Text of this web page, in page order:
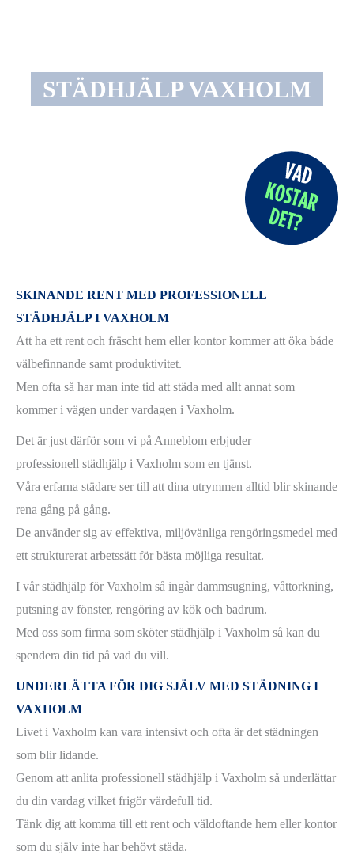
STÄDHJÄLP VAXHOLM
SKINANDE RENT MED PROFESSIONELL
STÄDHJÄLP I VAXHOLM
Att ha ett rent och fräscht hem eller kontor kommer att öka både
välbefinnande samt produktivitet.
Men ofta så har man inte tid att städa med allt annat som
kommer i vägen under vardagen i Vaxholm.
Det är just därför som vi på Anneblom erbjuder
professionell städhjälp i Vaxholm som en tjänst.
Våra erfarna städare ser till att dina utrymmen alltid blir skinande
rena gång på gång.
De använder sig av effektiva, miljövänliga rengöringsmedel med
ett strukturerat arbetssätt för bästa möjliga resultat.
I vår städhjälp för Vaxholm så ingår dammsugning, våttorkning,
putsning av fönster, rengöring av kök och badrum.
Med oss som firma som sköter städhjälp i Vaxholm så kan du
spendera din tid på vad du vill.
UNDERLÄTTA FÖR DIG SJÄLV MED STÄDNING I
VAXHOLM
Livet i Vaxholm kan vara intensivt och ofta är det städningen
som blir lidande.
Genom att anlita professionell städhjälp i Vaxholm så underlättar
du din vardag vilket frigör värdefull tid.
Tänk dig att komma till ett rent och väldoftande hem eller kontor
som du själv inte har behövt städa.